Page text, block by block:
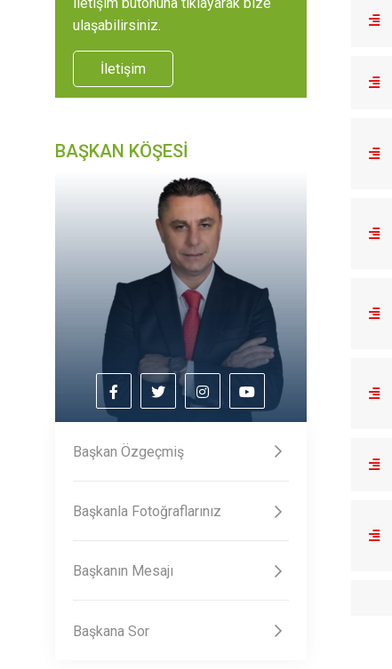
ulaşabilirsiniz.
İletişim
BAŞKAN KÖŞESİ
Başkan Özgeçmiş
Başkanla Fotoğraflarınız
Başkanın Mesajı
Başkana Sor